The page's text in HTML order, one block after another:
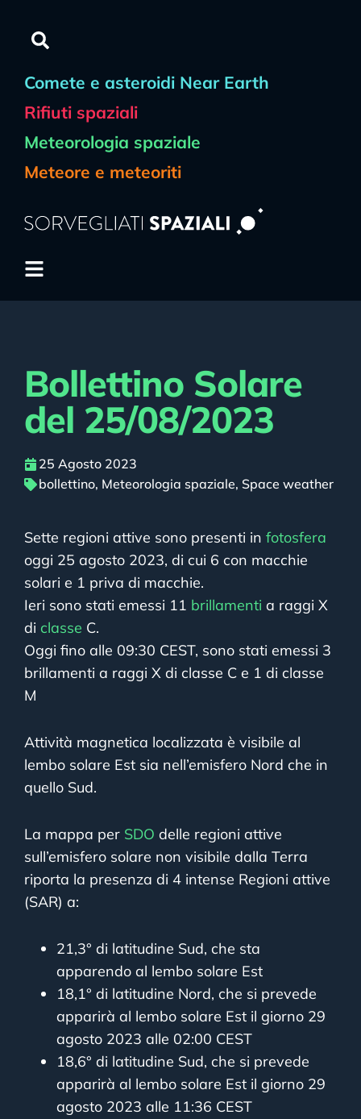
Comete e asteroidi Near Earth
Rifiuti spaziali
Meteorologia spaziale
Meteore e meteoriti
Bollettino Solare
del 25/08/2023
25 Agosto 2023
bollettino, Meteorologia spaziale, Space weather
Sette regioni attive sono presenti in fotosfera
oggi 25 agosto 2023, di cui 6 con macchie
solari e 1 priva di macchie.
Ieri sono stati emessi 11 brillamenti a raggi X
di classe C.
Oggi fino alle 09:30 CEST, sono stati emessi 3
brillamenti a raggi X di classe C e 1 di classe
M
Attività magnetica localizzata è visibile al
lembo solare Est sia nell’emisfero Nord che in
quello Sud.
La mappa per SDO delle regioni attive
sull’emisfero solare non visibile dalla Terra
riporta la presenza di 4 intense Regioni attive
(SAR) a:
21,3° di latitudine Sud, che sta
apparendo al lembo solare Est
18,1° di latitudine Nord, che si prevede
apparirà al lembo solare Est il giorno 29
agosto 2023 alle 02:00 CEST
18,6° di latitudine Sud, che si prevede
apparirà al lembo solare Est il giorno 29
agosto 2023 alle 11:36 CEST